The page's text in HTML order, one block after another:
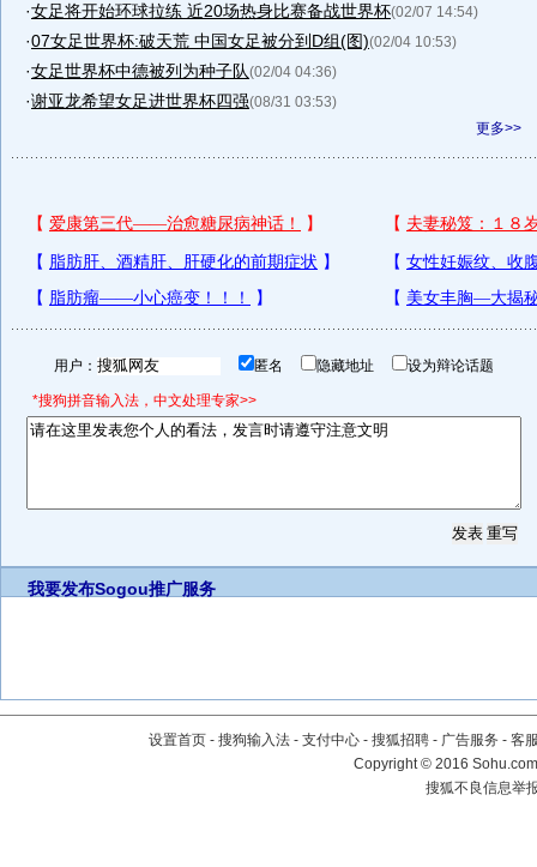
·女足将开始环球拉练 近20场热身比赛备战世界杯(02/07 14:54)
·07女足世界杯:破天荒 中国女足被分到D组(图)(02/04 10:53)
·女足世界杯中德被列为种子队(02/04 04:36)
·谢亚龙希望女足进世界杯四强(08/31 03:53)
更多>>
用户： 匿名 隐藏地址 设为辩论话题
*搜狗拼音输入法，中文处理专家>>
我要发布Sogou推广服务
设置首页 - 搜狗输入法 - 支付中心 - 搜狐招聘 - 广告服务 - 客
Copyright©2016
搜狐不良信息举